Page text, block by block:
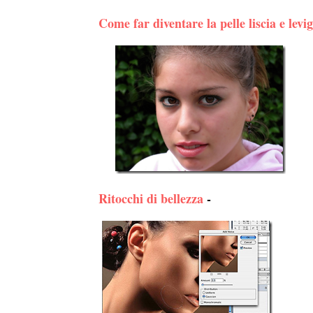
Come far diventare la pelle liscia e
Ritocchi di bellezza-